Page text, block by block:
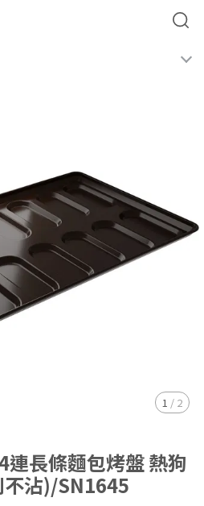
1 / 2
連長條麵包烤盤 熱狗
沾)/SN1645